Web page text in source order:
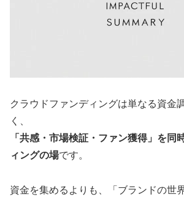
クラウドファンディングは単なる資金
く、
「共感・市場検証・ファン獲得」を同
ィングの場です。
資金を集めるよりも、「ブランドの世